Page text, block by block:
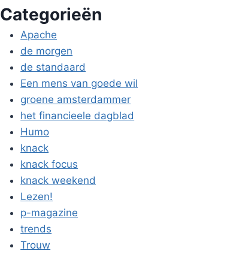
Categorieën
Apache
de morgen
de standaard
Een mens van goede wil
groene amsterdammer
het financieele dagblad
Humo
knack
knack focus
knack weekend
Lezen!
p-magazine
trends
Trouw